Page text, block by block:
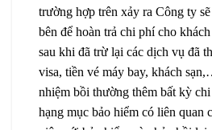
trường hợp trên xảy ra Công ty
bên để hoàn trả chi phí cho
sau khi đã trừ lại các dịch vụ đã
visa, tiền vé máy bay, khách
nhiệm bồi thường thêm bất kỳ
hạng mục bảo hiểm có liên quan